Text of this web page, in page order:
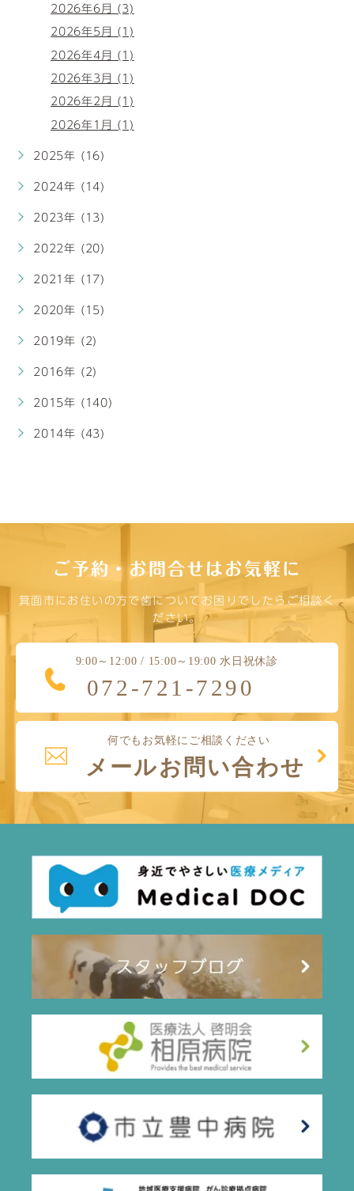
2026年6月 (3)
2026年5月 (1)
2026年4月 (1)
2026年3月 (1)
2026年2月 (1)
2026年1月 (1)
2025年 (16)
2024年 (14)
2023年 (13)
2022年 (20)
2021年 (17)
2020年 (15)
2019年 (2)
2016年 (2)
2015年 (140)
2014年 (43)
ご予約・お問合せはお気軽に
箕面市にお住いの方で歯についてお困りでしたらご相談く
ださい。